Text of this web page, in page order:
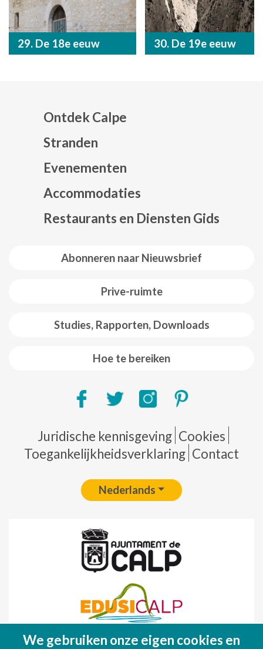
29. De 18e eeuw 30. De 19e eeuw
Abonneren naar Nieuwsbrief
Prive-ruimte
Studies, Rapporten, Downloads
Hoe te bereiken
Ontdek Calpe
Stranden
Evenementen
Accommodaties
Restaurants en Diensten Gids
Pie de página
Juridische kennisgeving Cookies
Toegankelijkheidsverklaring Contact
Nederlands
Fondo Europeo de Desarrollo Regional
We gebruiken onze eigen cookies en